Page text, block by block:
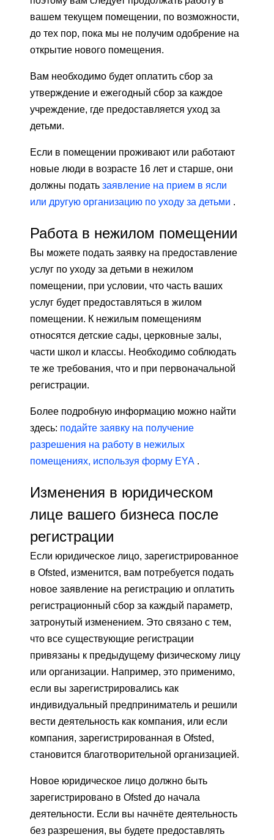
вашем текущем помещении, по возможности,
до тех пор, пока мы не получим одобрение на
открытие нового помещения.
Вам необходимо будет оплатить сбор за
утверждение и ежегодный сбор за каждое
учреждение, где предоставляется уход за
детьми.
Если в помещении проживают или работают
новые люди в возрасте 16 лет и старше, они
должны подать заявление на прием в ясли
или другую организацию по уходу за детьми .
Работа в нежилом помещении
Вы можете подать заявку на предоставление
услуг по уходу за детьми в нежилом
помещении, при условии, что часть ваших
услуг будет предоставляться в жилом
помещении. К нежилым помещениям
относятся детские сады, церковные залы,
части школ и классы. Необходимо соблюдать
те же требования, что и при первоначальной
регистрации.
Более подробную информацию можно найти
здесь: подайте заявку на получение
разрешения на работу в нежилых
помещениях, используя форму EYA .
Изменения в юридическом
лице вашего бизнеса после
регистрации
Если юридическое лицо, зарегистрированное
в Ofsted, изменится, вам потребуется подать
новое заявление на регистрацию и оплатить
регистрационный сбор за каждый параметр,
затронутый изменением. Это связано с тем,
что все существующие регистрации
привязаны к предыдущему физическому лицу
или организации. Например, это применимо,
если вы зарегистрировались как
индивидуальный предприниматель и решили
вести деятельность как компания, или если
компания, зарегистрированная в Ofsted,
становится благотворительной организацией.
Новое юридическое лицо должно быть
зарегистрировано в Ofsted до начала
деятельности. Если вы начнёте деятельность
без разрешения, вы будете предоставлять